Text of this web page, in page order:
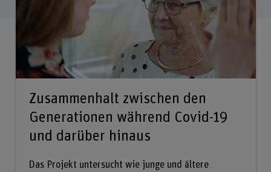
Zusammenhalt zwischen den
Generationen während Covid-19
und darüber hinaus
Das Projekt untersucht wie junge und ältere